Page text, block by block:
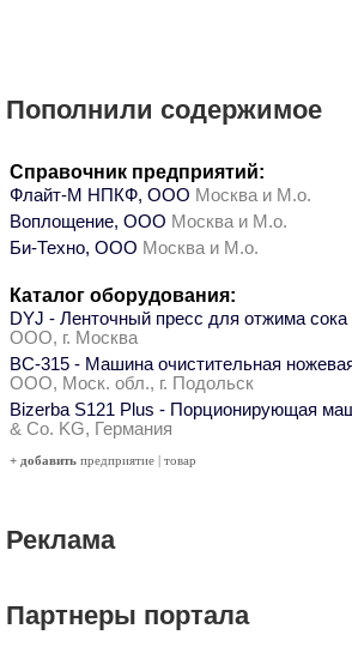
Пополнили содержимое
Справочник предприятий:
Флайт-М НПКФ, ООО Москва и М.о.
Воплощение, ООО Москва и М.о.
Би-Техно, ООО Москва и М.о.
Каталог оборудования:
DYJ - Ленточный пресс для отжима сока
ООО, г. Москва
ВС-315 - Машина очистительная
ООО, Моск. обл., г. Подольск
Bizerba S121 Plus - Порционирующая
& Co. KG, Германия
+ добавить предприятие | товар
Реклама
Партнеры портала